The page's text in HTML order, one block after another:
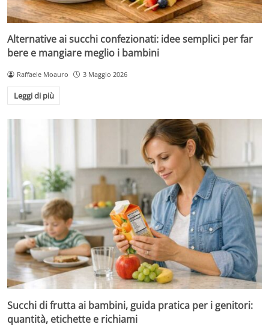
Alternative ai succhi confezionati: idee semplici per far
bere e mangiare meglio i bambini
Raffaele Moauro 3 Maggio 2026
Leggi di più
Succhi di frutta ai bambini, guida pratica per i genitori:
quantità, etichette e richiami